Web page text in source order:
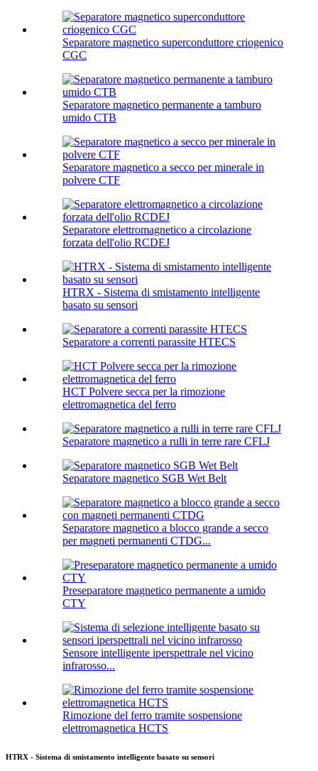
Separatore magnetico superconduttore criogenico
CGC
Separatore magnetico permanente a tamburo
umido CTB
Separatore magnetico a secco per minerale in
polvere CTF
Separatore elettromagnetico a circolazione
forzata dell'olio RCDEJ
HTRX - Sistema di smistamento intelligente
basato su sensori
Separatore a correnti parassite HTECS
HCT Polvere secca per la rimozione
elettromagnetica del ferro
Separatore magnetico a rulli in terre rare CFLJ
Separatore magnetico SGB Wet Belt
Separatore magnetico a blocco grande a secco
per magneti permanenti CTDG...
Preseparatore magnetico permanente a umido
CTY
Sensore intelligente iperspettrale nel vicino
infrarosso...
Rimozione del ferro tramite sospensione
elettromagnetica HCTS
HTRX - Sistema di smistamento intelligente basato su sensori